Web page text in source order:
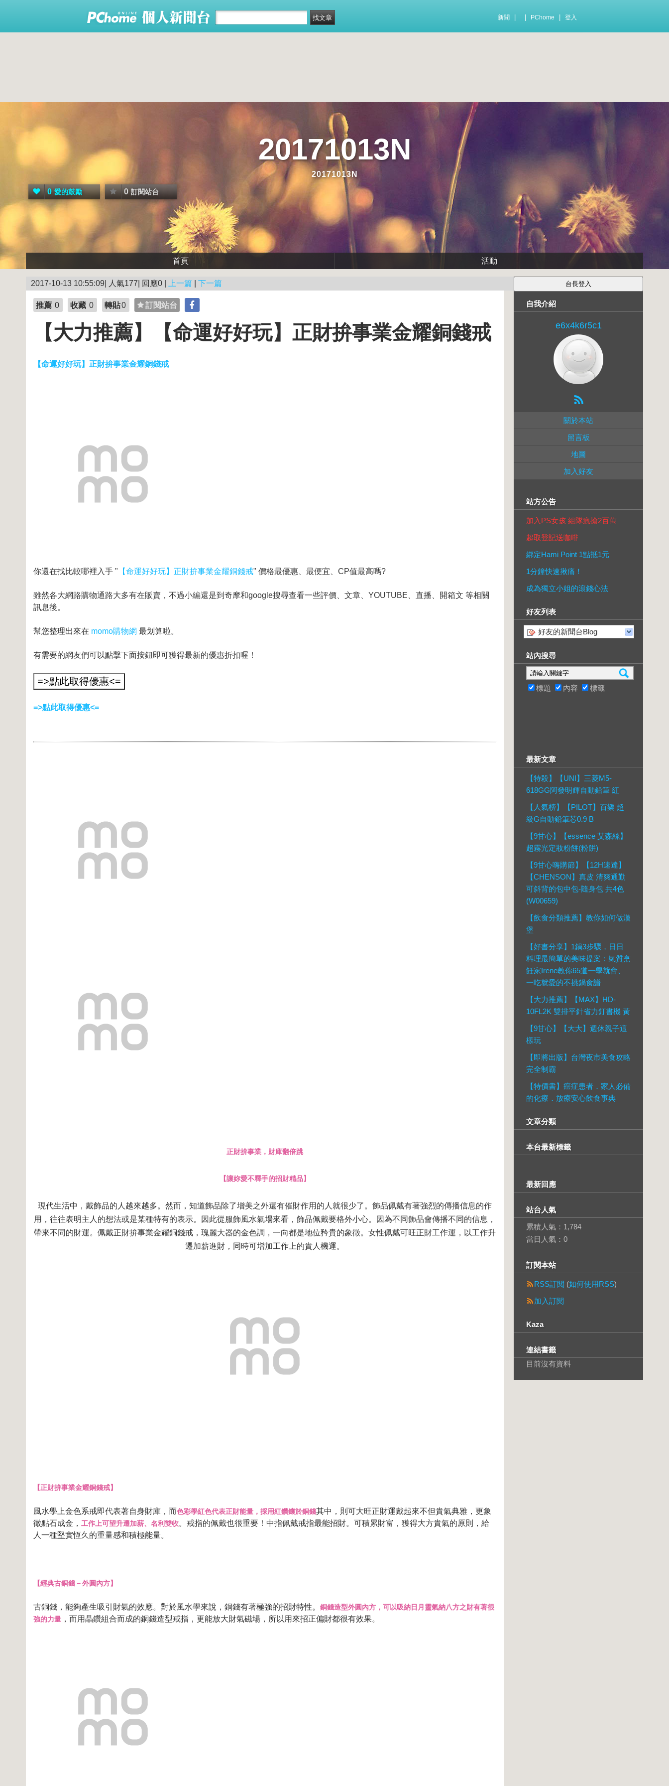
新聞 PChome 登入
20171013N
20171013N
0 愛的鼓勵 0 訂閱站台
首頁 活動
2017-10-13 10:55:09| 人氣177| 回應0 | 上一篇 下一篇
推薦 0 收藏 0 轉貼0 訂閱站台
【大力推薦】【命運好好玩】正財拚事業金耀銅錢戒
【命運好好玩】正財拚事業金耀銅錢戒
你還在找比較哪裡入手 " 【命運好好玩】正財拚事業金耀銅錢戒" 價格最優惠、最便宜、CP值最高嗎?
雖然各大網路購物通路大多有在販賣，不過小編還是到奇摩和google搜尋查看一些評價、文章、YOUTUBE、直播、開箱文 等相關
訊息後。
幫您整理出來在 momo購物網 最划算啦。
有需要的網友們可以點擊下面按鈕即可獲得最新的優惠折扣喔！
=>點此取得優惠<=
正財拚事業，財庫翻倍跳
【讓妳愛不釋手的招財精品】
現代生活中，戴飾品的人越來越多。然而，知道飾品除了增美之外還有催財作用的人就很少了。飾品佩戴有著強烈的傳播信息的作
用，往往表明主人的想法或是某種特有的表示。因此從服飾風水氣場來看，飾品佩戴要格外小心。因為不同飾品會傳播不同的信息，
帶來不同的財運。 佩戴正財拚事業金耀銅錢戒，瑰麗大器的金色調，一向都是地位矜貴的象徵。女性佩戴可旺正財工作運，以工作升
遷加薪進財，同時可增加工作上的貴人機運。
【正財拚事業金耀銅錢戒】
風水學上金色系戒即代表著自身財庫，而色彩學紅色代表正財能量，採用紅鑽鑲於銅錢其中 ，則可大旺正財運戴起來不但貴氣典雅，更象
徵點石成金， 工作上可望升遷加薪、名利雙收。戒指的佩戴也很重要！中指佩戴戒指最能招財。可積累財富，獲得大方貴氣的原則，給
人一種堅實恆久的重量感和積極能量。
【經典古銅錢－外圓內方】
古銅錢，能夠產生吸引財氣的效應。對於風水學來說，銅錢有著極強的招財特性。 銅錢造型外圓內方，可以吸納日月靈氣納八方之財有著很
強的力量 ，而用晶鑽組合而成的銅錢造型戒指，更能放大財氣磁場，所以用來招正偏財都很有效果。
自我介紹
e6x4k6r5c1
關於本站
留言板
地圖
加入好友
站方公告
加入PS女孩 組隊瘋搶2百萬
超取登記送咖啡
綁定Hami Point 1點抵1元
1分鐘快速揪痛！
成為獨立小姐的滾錢心法
好友列表
好友的新聞台Blog
站內搜尋
標題 內容 標籤
最新文章
【特殺】【UNI】三菱M5-
618GG阿發明輝自動鉛筆 紅
【人氣榜】【PILOT】百樂 超
級G自動鉛筆芯0.9 B
【9甘心】【essence 艾森絲】
超霧光定妝粉餅(粉餅)
【9甘心嗨購節】【12H速達】
【CHENSON】真皮 清爽通勤
可斜背的包中包-隨身包 共4色
(W00659)
【飲食分類推薦】教你如何做漢
堡
【好書分享】1鍋3步驟，日日
料理最簡單的美味提案：氣質烹
飪家Irene教你65道一學就會、
一吃就愛的不挑鍋食譜
【大力推薦】【MAX】HD-
10FL2K 雙排平針省力釘書機 黃
【9甘心】【大大】週休親子這
樣玩
【即將出版】台灣夜市美食攻略
完全制霸
【特價書】癌症患者．家人必備
的化療．放療安心飲食事典
文章分類
本台最新標籤
最新回應
站台人氣
累積人氣： 1,784
當日人氣： 0
訂閱本站
RSS訂閱 (如何使用RSS)
加入訂閱
Kaza
連結書籤
目前沒有資料